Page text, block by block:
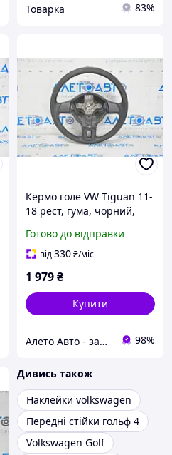
Товарка 83%
Кермо голе VW Tiguan 11-
18 рест, гума, чорний,
Готово до відправки
від330₴/міс
1 979₴
Купити
Алето Авто - запчастини на авто зі США 98%
Дивись також
Наклейки volkswagen
Передні стійки гольф 4
Volkswagen Golf